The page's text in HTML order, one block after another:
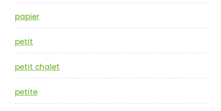
papier
petit
petit chalet
petite